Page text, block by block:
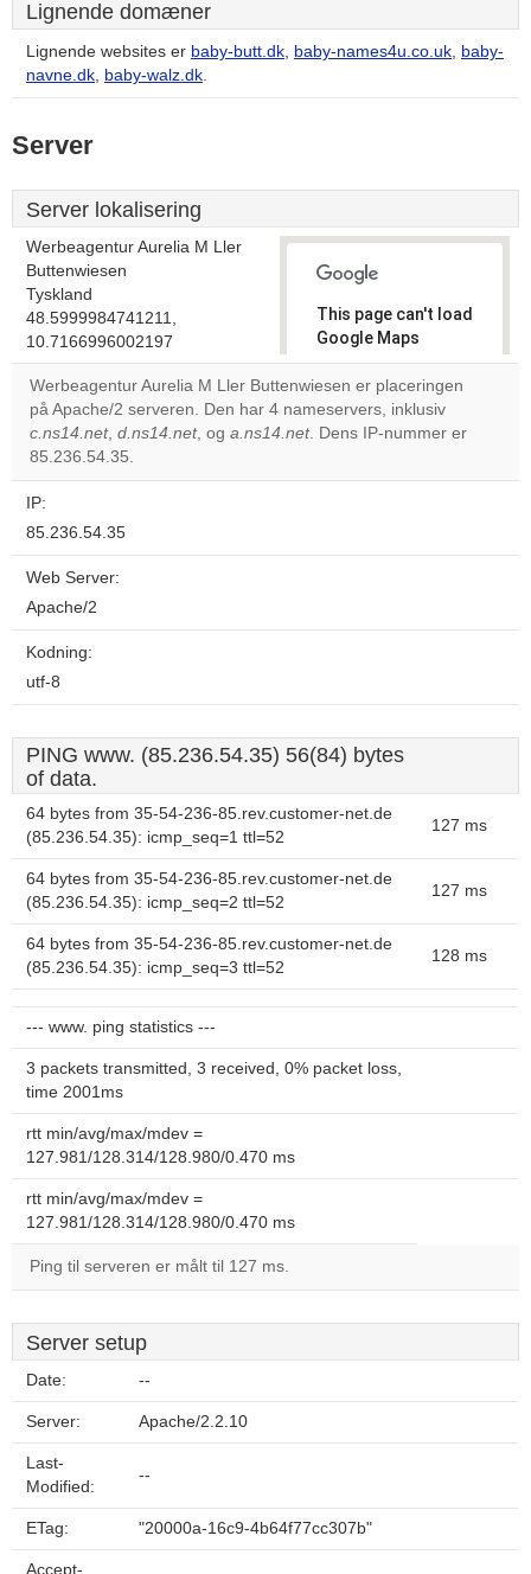
Lignende domæner
Lignende websites er baby-butt.dk, baby-names4u.co.uk, baby-
navne.dk, baby-walz.dk.
Server
Server lokalisering
Werbeagentur Aurelia M Ller
Buttenwiesen
Tyskland
48.5999984741211,
10.7166996002197
This page can't load
Google Maps
correctly.
Do you
own this
OK
Werbeagentur Aurelia M Ller Buttenwiesen er placeringen
på Apache/2 serveren. Den har 4 nameservers, inklusiv
c.ns14.net, d.ns14.net, og a.ns14.net. Dens IP-nummer er
85.236.54.35.
IP:
85.236.54.35
Web Server:
Apache/2
Kodning:
utf-8
PING www. (85.236.54.35) 56(84) bytes
of data.
64 bytes from 35-54-236-85.rev.customer-net.de
(85.236.54.35): icmp_seq=1 ttl=52
127 ms
64 bytes from 35-54-236-85.rev.customer-net.de
(85.236.54.35): icmp_seq=2 ttl=52
127 ms
64 bytes from 35-54-236-85.rev.customer-net.de
(85.236.54.35): icmp_seq=3 ttl=52
128 ms
--- www. ping statistics ---
3 packets transmitted, 3 received, 0% packet loss,
time 2001ms
rtt min/avg/max/mdev =
127.981/128.314/128.980/0.470 ms
rtt min/avg/max/mdev =
127.981/128.314/128.980/0.470 ms
Ping til serveren er målt til 127 ms.
Server setup
Date: --
Server: Apache/2.2.10
Last-
Modified:
--
ETag: "20000a-16c9-4b64f77cc307b"
Accept-